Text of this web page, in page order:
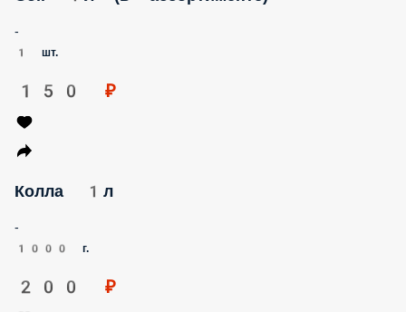
-
1 шт.
150 ₽
Колла 1л
-
1000 г.
200 ₽